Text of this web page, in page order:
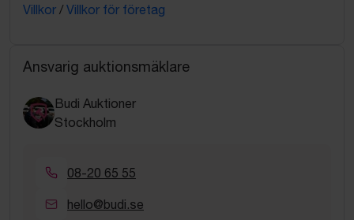
Villkor / Villkor för företag
Ansvarig auktionsmäklare
Budi Auktioner
Stockholm
08-20 65 55
hello@budi.se